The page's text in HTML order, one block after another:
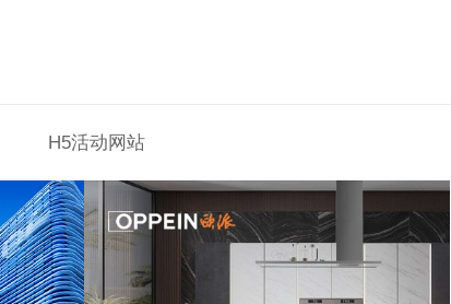
H5活动网站